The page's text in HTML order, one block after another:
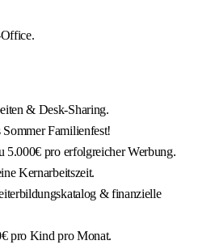
& Desk-Sharing.
Familienfest!
5.000€ pro erfolgreicher Werbung.
Kernarbeitszeit.
& finanzielle
pro Kind pro Monat.